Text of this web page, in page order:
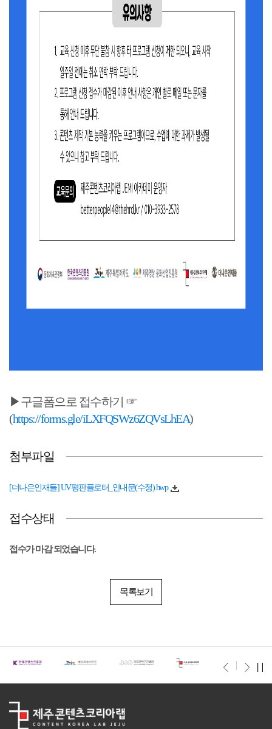
▶구글폼으로 접수하기 ☞
(https://forms.gle/iLXFQSWz6ZQVsLhEA)
첨부파일
[더나은인재들] UV평판플로터_안내문(수정).hwp
접수상태
접수가 마감 되었습니다.
목록보기